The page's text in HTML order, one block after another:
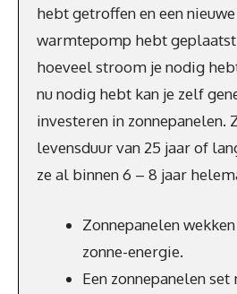
hebt getroffen en een
warmtepomp hebt
hoeveel stroom je nodig
nu nodig hebt kan je zelf
investeren in zonnepanelen.
levensduur van 25 jaar of
ze al binnen 6 – 8 jaar
Zonnepanelen
zonne-energie.
Een zonnepanelen set